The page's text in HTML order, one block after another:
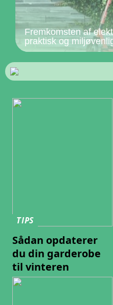
Fremkomsten af
praktisk og
TIPS
Sådan opdaterer
du din garderobe
til vinteren